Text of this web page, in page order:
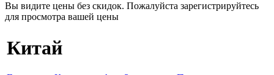
Вы видите цены без скидок. Пожалуйста зарегистрируйтесь
для просмотра вашей цены
Китай